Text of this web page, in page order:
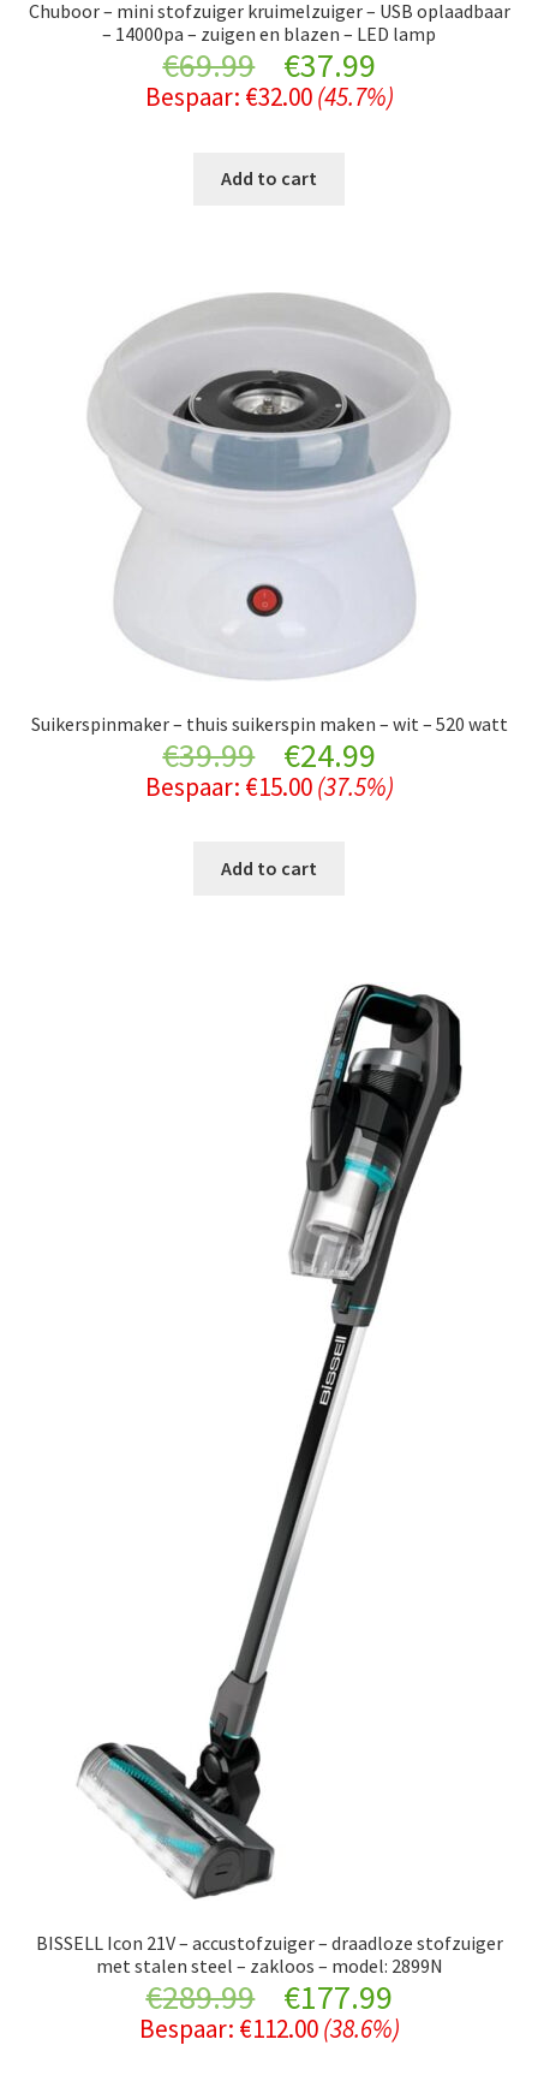
Chuboor – mini stofzuiger kruimelzuiger – USB oplaadbaar
– 14000pa – zuigen en blazen – LED lamp
€69.99
Original
price
was:
€37.99Current
price
Bespaar: €32.00 (45.7%)
Add to cart
Suikerspinmaker – thuis suikerspin maken – wit – 520 watt
€39.99
Original
price
was:
€24.99Current
price
Bespaar: €15.00 (37.5%)
Add to cart
BISSELL Icon 21V – accustofzuiger – draadloze stofzuiger
met stalen steel – zakloos – model: 2899N
€289.99
Original
price
€177.99Current
price
Bespaar: €112.00 (38.6%)